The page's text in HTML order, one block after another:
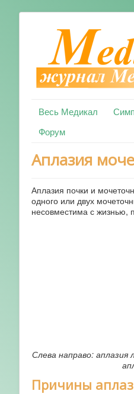
Весь Медикал
Форум
Аплазия
Аплазия почки и
одного или двух
несовместима с жизнью,
Слева направо: аплазия
Причины